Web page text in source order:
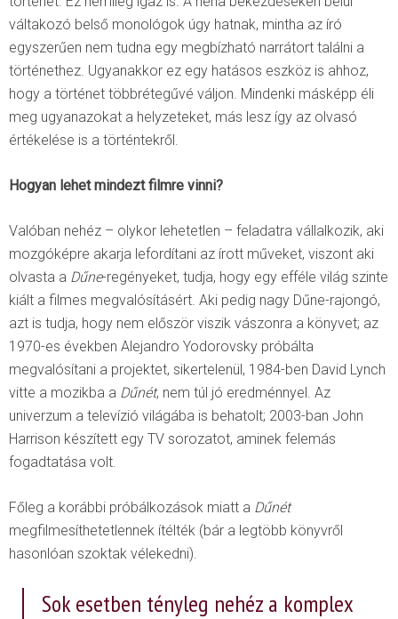
váltakozó belső monológok úgy hatnak, mintha az író
egyszerűen nem tudna egy megbízható narrátort találni a
történethez. Ugyanakkor ez egy hatásos eszköz is ahhoz,
hogy a történet többrétegűvé váljon. Mindenki másképp éli
meg ugyanazokat a helyzeteket, más lesz így az olvasó
értékelése is a történtekről.
Hogyan lehet mindezt filmre vinni?
Valóban nehéz – olykor lehetetlen – feladatra vállalkozik, aki
mozgóképre akarja lefordítani az írott műveket, viszont aki
olvasta a Dűne-regényeket, tudja, hogy egy efféle világ szinte
kiált a filmes megvalósításért. Aki pedig nagy Dűne-rajongó,
azt is tudja, hogy nem először viszik vászonra a könyvet; az
1970-es években Alejandro Yodorovsky próbálta
megvalósítani a projektet, sikertelenül, 1984-ben David Lynch
vitte a mozikba a Dűnét, nem túl jó eredménnyel. Az
univerzum a televízió világába is behatolt; 2003-ban John
Harrison készített egy TV sorozatot, aminek felemás
fogadtatása volt.
Főleg a korábbi próbálkozások miatt a Dűnét
megfilmesíthetetlennek ítélték (bár a legtöbb könyvről
hasonlóan szoktak vélekedni).
Sok esetben tényleg nehéz a komplex